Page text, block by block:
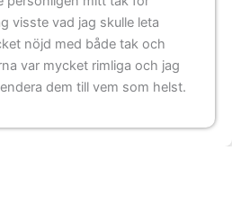
visste vad jag skulle leta
nöjd med både tak och
var mycket rimliga och jag
dem till vem som helst.